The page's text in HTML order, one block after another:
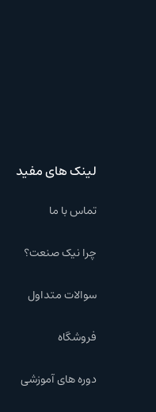
لینک های مفید
تماس با ما
چرا نیک صنعت؟
سوالات متداول
فروشگاه
دوره های آموزشی